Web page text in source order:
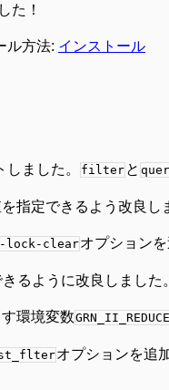
た！
ル方法: インストール
ました。 filter と
指定できるよう改良し
lock-clearオプションを
きるように改良しました。
環境変数
オプションを追